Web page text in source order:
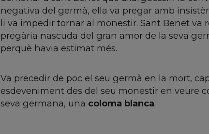
negativa del germà, ella va pregar amb
li va impedir tornar al monestir. Sant Benet va
pregària nascuda del gran amor de la seva
perquè havia estimat més.
Va precedir de poc el seu germà en la mort,
esdeveniment des del seu monestir en veure
seva germana, una coloma blanca.